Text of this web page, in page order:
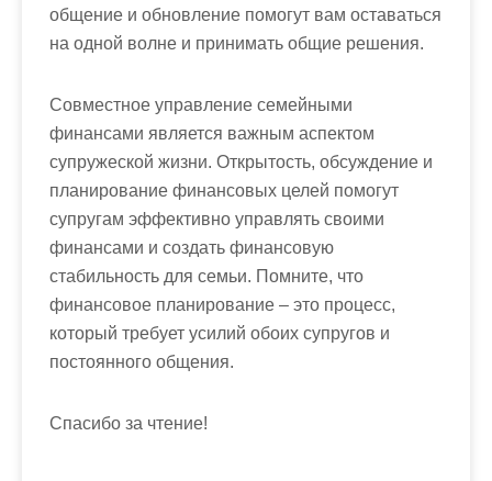
общение и обновление помогут вам оставаться
на одной волне и принимать общие решения.
Совместное управление семейными
финансами является важным аспектом
супружеской жизни. Открытость, обсуждение и
планирование финансовых целей помогут
супругам эффективно управлять своими
финансами и создать финансовую
стабильность для семьи. Помните, что
финансовое планирование – это процесс,
который требует усилий обоих супругов и
постоянного общения.
Спасибо за чтение!